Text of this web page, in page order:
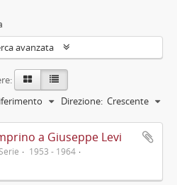
avanzata
Direzione: Crescente
a Giuseppe Levi
Serie
1953 - 1964